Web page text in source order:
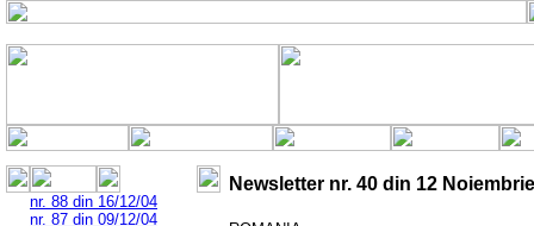
nr. 88 din 16/12/04
nr. 87 din 09/12/04
Newsletter nr. 40 din 12